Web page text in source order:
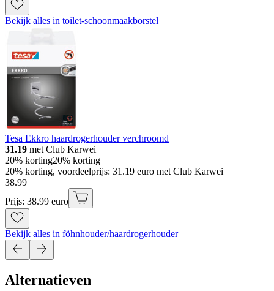
Bekijk alles in toilet-schoonmaakborstel
Tesa Ekkro haardrogerhouder verchroomd
31.19 met Club Karwei
20% korting20% korting
20% korting, voordeelprijs: 31.19 euro met Club Karwei
38.99
Prijs: 38.99 euro
Bekijk alles in föhnhouder/haardrogerhouder
Alternatieven